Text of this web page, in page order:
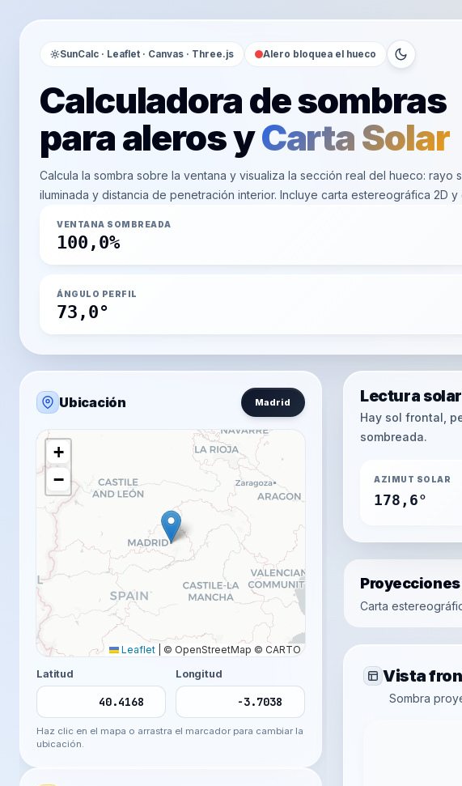
SunCalc · Leaflet · Canvas · Three.js Alero bloquea el hueco
Calculadora de sombras
para aleros yCarta Solar
Calcula la sombra sobre la ventana y visualiza la sección real del hueco: rayo
iluminada y distancia de penetración interior. Incluye carta estereográfica 2D y
VENTANA SOMBREADA
100,0%
ÁNGULO PERFIL
73,0°
Ubicación Madrid
+
−
Leaflet
© OpenStreetMap © CARTO
Latitud
Longitud
Haz clic en el mapa o arrastra el marcador para cambiar la
ubicación.
Lectura
Hay sol frontal,
sombreada.
AZIMUT SOLAR
178,6°
Carta
Vista
Sombra